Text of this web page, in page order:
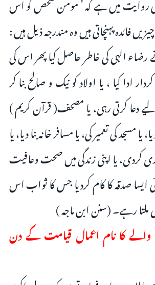
فائدہ پہنچاتی ہیں وہ مندرجہ ذیل ہیں :
الہی کی خاطر حاصل کیا پھر اس کی
ادا کیا ، یا اولاد کو نیک و صالح بنا کر
دعا کرتی رہی، یا مصحف( قرآن کریم )
مسجد کی تعمیر کی، یا مسافر خانہ بنا دیا، یا
کردی، یا اپنی زندگی میں صحت وعافیت
ایسا صدقہ کا کام کردیا جس کا ثواب اس
رہے۔ (سنن ابن ماجہ )
کا نام اعمال قیامت کے دن